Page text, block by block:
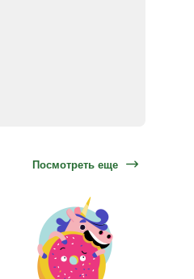
Посмотреть еще